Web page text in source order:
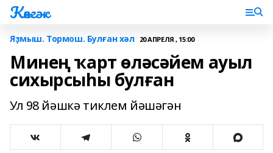
Көнгәк
Яҙмыш. Тормош. Булған хәл 20 АПРЕЛЯ , 15:00
Минең ҡарт өләсәйем ауыл
сихырсыһы булған
Ул 98 йәшкә тиклем йәшәгән